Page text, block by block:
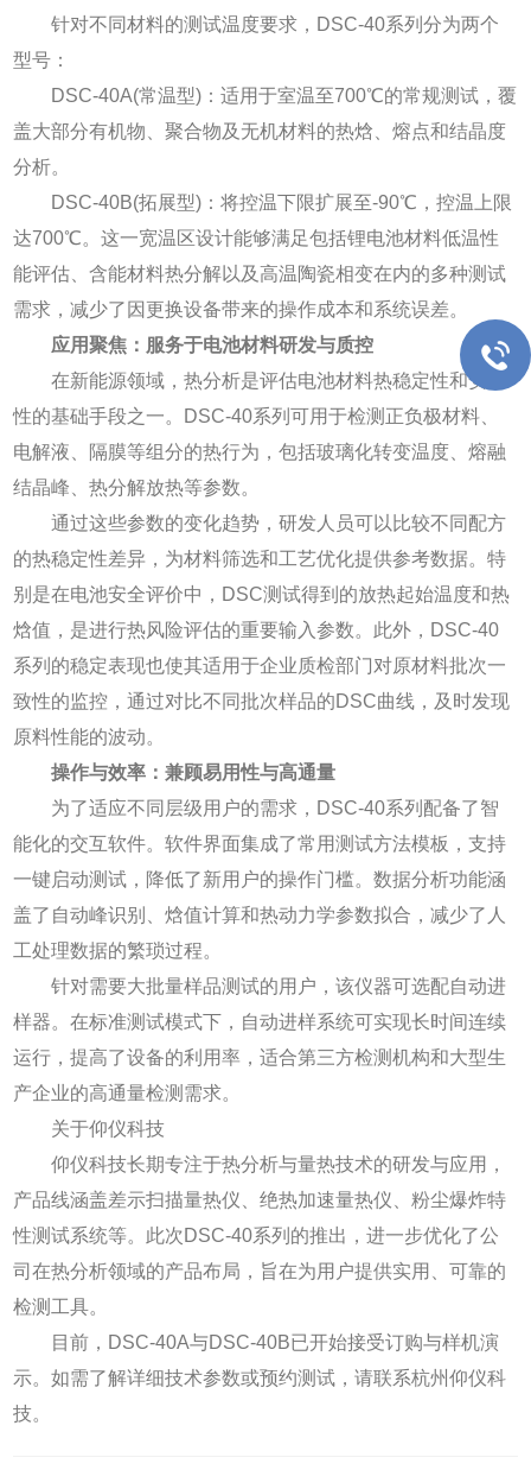
针对不同材料的测试温度要求，DSC-40系列分为两个
型号：
DSC-40A(常温型)：适用于室温至700℃的常规测试，覆
盖大部分有机物、聚合物及无机材料的热焓、熔点和结晶度
分析。
DSC-40B(拓展型)：将控温下限扩展至-90℃，控温上限
达700℃。这一宽温区设计能够满足包括锂电池材料低温性
能评估、含能材料热分解以及高温陶瓷相变在内的多种测试
需求，减少了因更换设备带来的操作成本和系统误差。
应用聚焦：服务于电池材料研发与质控
在新能源领域，热分析是评估电池材料热稳定性和安全
性的基础手段之一。DSC-40系列可用于检测正负极材料、
电解液、隔膜等组分的热行为，包括玻璃化转变温度、熔融
结晶峰、热分解放热等参数。
通过这些参数的变化趋势，研发人员可以比较不同配方
的热稳定性差异，为材料筛选和工艺优化提供参考数据。特
别是在电池安全评价中，DSC测试得到的放热起始温度和热
焓值，是进行热风险评估的重要输入参数。此外，DSC-40
系列的稳定表现也使其适用于企业质检部门对原材料批次一
致性的监控，通过对比不同批次样品的DSC曲线，及时发现
原料性能的波动。
操作与效率：兼顾易用性与高通量
为了适应不同层级用户的需求，DSC-40系列配备了智
能化的交互软件。软件界面集成了常用测试方法模板，支持
一键启动测试，降低了新用户的操作门槛。数据分析功能涵
盖了自动峰识别、焓值计算和热动力学参数拟合，减少了人
工处理数据的繁琐过程。
针对需要大批量样品测试的用户，该仪器可选配自动进
样器。在标准测试模式下，自动进样系统可实现长时间连续
运行，提高了设备的利用率，适合第三方检测机构和大型生
产企业的高通量检测需求。
关于仰仪科技
仰仪科技长期专注于热分析与量热技术的研发与应用，
产品线涵盖差示扫描量热仪、绝热加速量热仪、粉尘爆炸特
性测试系统等。此次DSC-40系列的推出，进一步优化了公
司在热分析领域的产品布局，旨在为用户提供实用、可靠的
检测工具。
目前，DSC-40A与DSC-40B已开始接受订购与样机演
示。如需了解详细技术参数或预约测试，请联系杭州仰仪科
技。